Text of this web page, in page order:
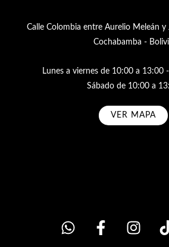
Calle Colombia entre Aurelio Meleán
Cochabamba -
Lunes a viernes de 10:00 a 13:00
Sábado de 10:00 a
VER MAPA